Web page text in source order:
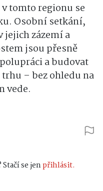
plná nečekaných
překážek
tomto regionu se
Osobní setkání,
zázemí a
jsou přesně
a budovat